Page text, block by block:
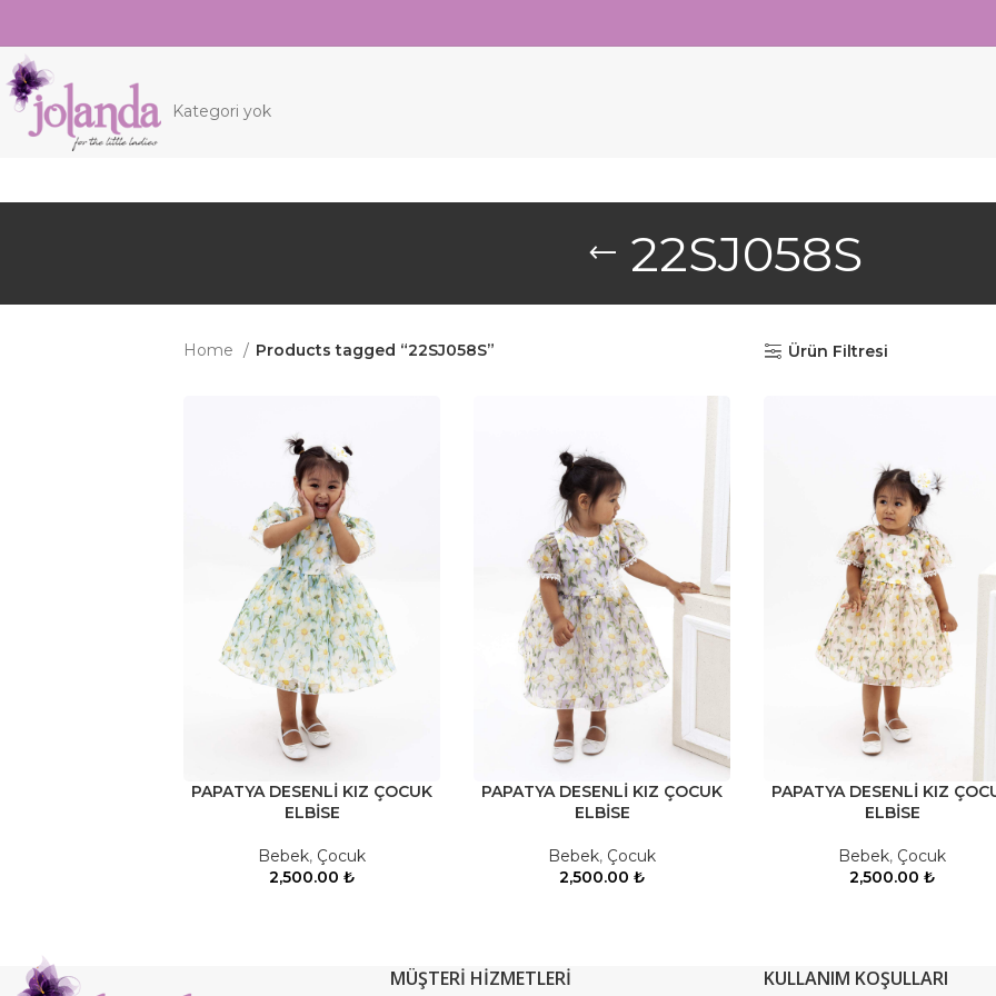
Kategori yok
22SJ058S
Home Products tagged “22SJ058S” Ürün Filtresi
PAPATYA DESENLİ KIZ ÇOCUK
ELBİSE
Bebek, Çocuk
2,500.00 ₺
PAPATYA DESENLİ KIZ ÇOCUK
ELBİSE
Bebek, Çocuk
2,500.00 ₺
PAPATYA DESENLİ KIZ
ELBİSE
Bebek, Çocuk
2,500.00 ₺
MÜŞTERİ HİZMETLERİ KULLANIM KOŞULLARI